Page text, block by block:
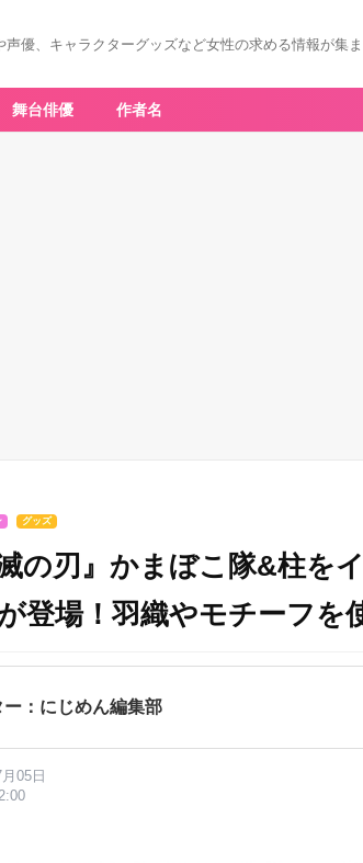
声優、キャラクターグッズなど女性の求める情報が集
舞台俳優 作者名
グッズ
滅の刃』かまぼこ隊&柱を
登場！羽織やモチーフを
ー：にじめん編集部
05日